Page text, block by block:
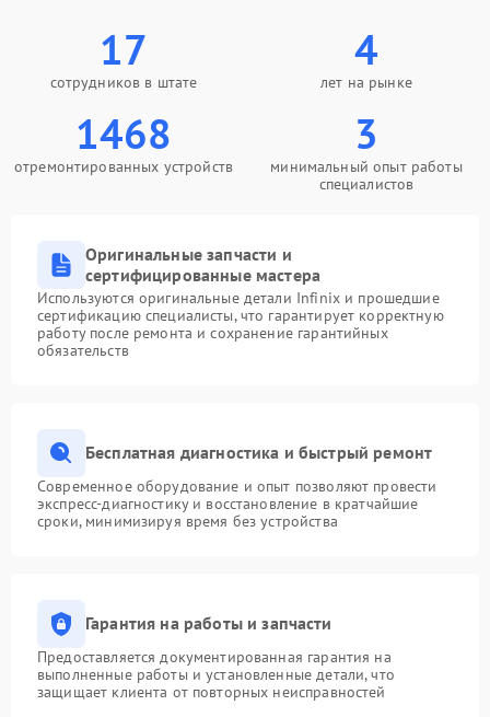
17
сотрудников в штате
4
лет на рынке
1468
отремонтированных устройств
3
минимальный опыт работы
специалистов
Оригинальные запчасти и
сертифицированные мастера
Используются оригинальные детали Infinix и прошедшие
сертификацию специалисты, что гарантирует корректную
работу после ремонта и сохранение гарантийных
обязательств
Бесплатная диагностика и быстрый ремонт
Современное оборудование и опыт позволяют провести
экспресс-диагностику и восстановление в кратчайшие
сроки, минимизируя время без устройства
Гарантия на работы и запчасти
Предоставляется документированная гарантия на
выполненные работы и установленные детали, что
защищает клиента от повторных неисправностей